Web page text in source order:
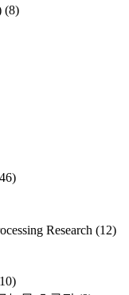
(8)
Research (12)